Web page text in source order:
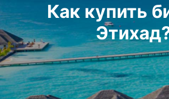
Как купить